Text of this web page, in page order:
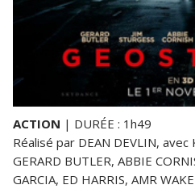
ACTION | DURÉE : 1h49
Réalisé par DEAN DEVLIN, avec
GERARD BUTLER, ABBIE
GARCIA, ED HARRIS, AMR